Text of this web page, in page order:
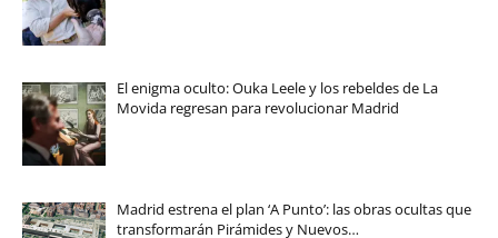
El enigma oculto: Ouka Leele y los rebeldes de La
Movida regresan para revolucionar Madrid
Madrid estrena el plan ‘A Punto’: las obras ocultas que
transformarán Pirámides y Nuevos…